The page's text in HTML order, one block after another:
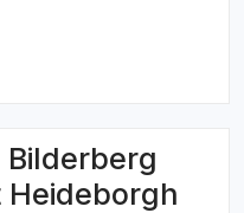
Heideborgh